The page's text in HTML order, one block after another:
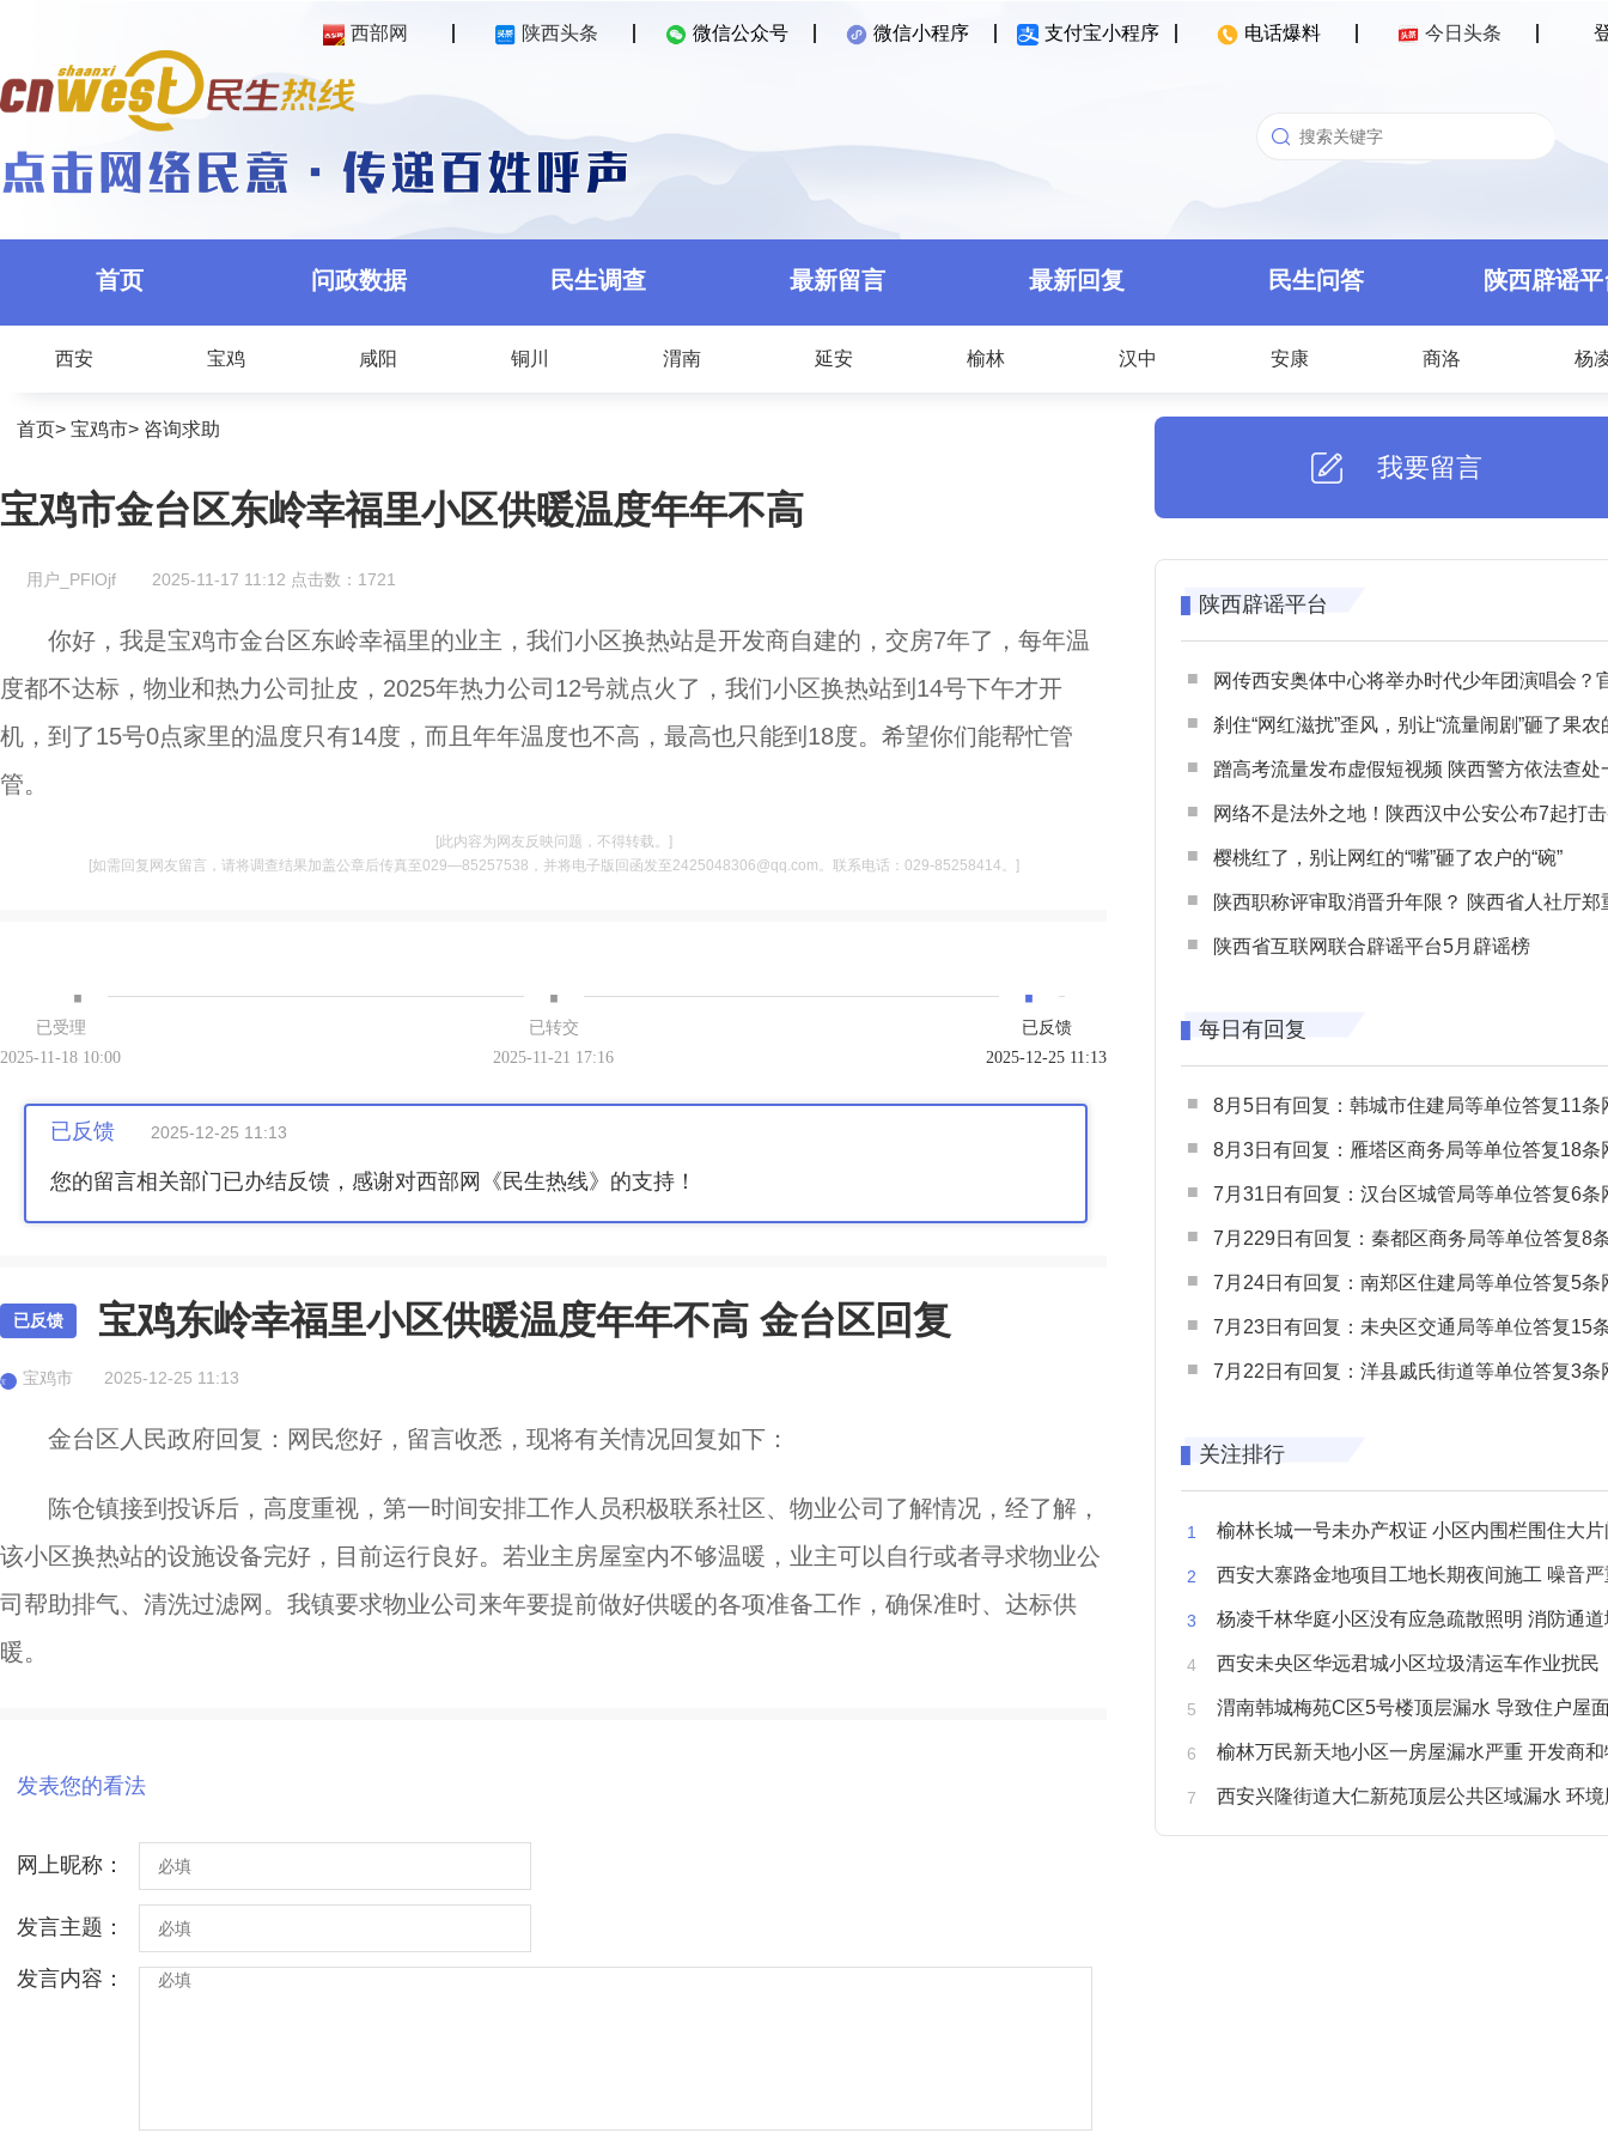
西部网 陕西头条 微信公众号 微信小程序 支付宝小程序 电话爆料 今日头条
首页 问政数据 民生调查 最新留言 最新回复 民生问答 陕西辟谣
西安 宝鸡 咸阳 铜川 渭南 延安 榆林 汉中 安康 商洛 杨
首页> 宝鸡市> 咨询求助
宝鸡市金台区东岭幸福里小区供暖温度年年不高
用户_PFlOjf 2025-11-17 11:12 点击数： 1721
你好，我是宝鸡市金台区东岭幸福里的业主，我们小区换热站是开发商自建的，交房7年了，每年温
度都不达标，物业和热力公司扯皮，2025年热力公司12号就点火了，我们小区换热站到14号下午才开
机，到了15号0点家里的温度只有14度，而且年年温度也不高，最高也只能到18度。希望你们能帮忙管
管。
[此内容为网友反映问题，不得转载。]
[如需回复网友留言，请将调查结果加盖公章后传真至029—85257538，并将电子版回函发至2425048306@qq.com。联系电话：029-85258414。]
· · ·
已受理
2025-11-18 10:00
已转交
2025-11-21 17:16
已反馈
2025-12-25 11:13
已反馈 2025-12-25 11:13
您的留言相关部门已办结反馈，感谢对西部网《民生热线》的支持！
已反馈 宝鸡东岭幸福里小区供暖温度年年不高 金台区回复
宝 宝鸡市 2025-12-25 11:13
金台区人民政府回复：网民您好，留言收悉，现将有关情况回复如下：
陈仓镇接到投诉后，高度重视，第一时间安排工作人员积极联系社区、物业公司了解情况，经了解，
该小区换热站的设施设备完好，目前运行良好。若业主房屋室内不够温暖，业主可以自行或者寻求物业公
司帮助排气、清洗过滤网。我镇要求物业公司来年要提前做好供暖的各项准备工作，确保准时、达标供
暖。
发表您的看法
网上昵称：
发言主题：
发言内容：
我要留言
陕西辟谣平台
网传西安奥体中心将举办时代少年团演唱会？官方回应：纯
刹住“网红滋扰”歪风，别让“流量闹剧”砸了果农
蹭高考流量发布虚假短视频 陕西警方依法查处一起涉高考网络
网络不是法外之地！陕西汉中公安公布7起打击整治网谣网暴典型
樱桃红了，别让网红的“嘴”砸了农户的“碗”
陕西职称评审取消晋升年限？ 陕西省人社厅郑重声明 谨防职称评审不实言
陕西省互联网联合辟谣平台5月辟谣榜
每日有回复
8月5日有回复：韩城市住建局等单位答复11条网民
8月3日有回复：雁塔区商务局等单位答复18条网民
7月31日有回复：汉台区城管局等单位答复6条网民
7月229日有回复：秦都区商务局等单位答复8条网民
7月24日有回复：南郑区住建局等单位答复5条网民
7月23日有回复：未央区交通局等单位答复15条网民
7月22日有回复：洋县戚氏街道等单位答复3条网民
关注排行
榆林长城一号未办产权证 小区内围栏围住大片闲置
西安大寨路金地项目工地长期夜间施工 噪音严重
杨凌千林华庭小区没有应急疏散照明 消防通
西安未央区华远君城小区垃圾清运车作业扰民
渭南韩城梅苑C区5号楼顶层漏水 导致住户屋面被
榆林万民新天地小区一房屋漏水严重 开发商和物业不予
西安兴隆街道大仁新苑顶层公共区域漏水 环